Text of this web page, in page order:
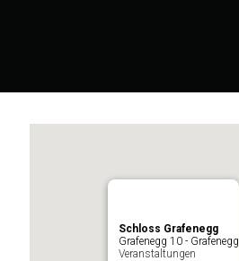
Schloss Grafenegg
Grafenegg 10 - Grafenegg
Veranstaltungen